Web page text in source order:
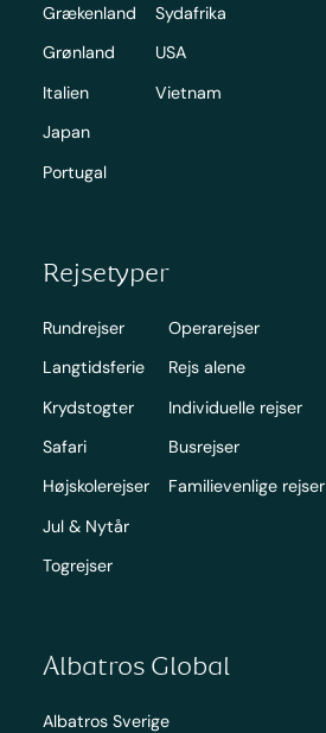
Grækenland
Grønland
Italien
Japan
Portugal
Sydafrika
USA
Vietnam
Rejsetyper
Rundrejser
Langtidsferie
Krydstogter
Safari
Højskolerejser
Jul & Nytår
Togrejser
Operarejser
Rejs alene
Individuelle rejser
Busrejser
Familievenlige rejser
Albatros Global
Albatros Sverige